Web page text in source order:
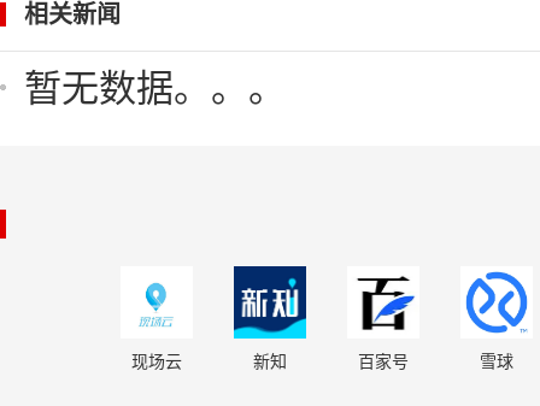
相关新闻
暂无数据。。。
现场云 新知 百家号 雪球